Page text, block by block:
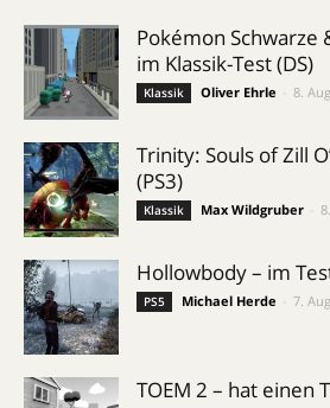
Pokémon Schwarze
im Klassik-Test (DS)
Klassik Oliver Ehrle 8.
Trinity: Souls of Zill
(PS3)
Klassik Max Wildgruber
Hollowbody – im
PS5 Michael Herde 7.
TOEM 2 – hat einen